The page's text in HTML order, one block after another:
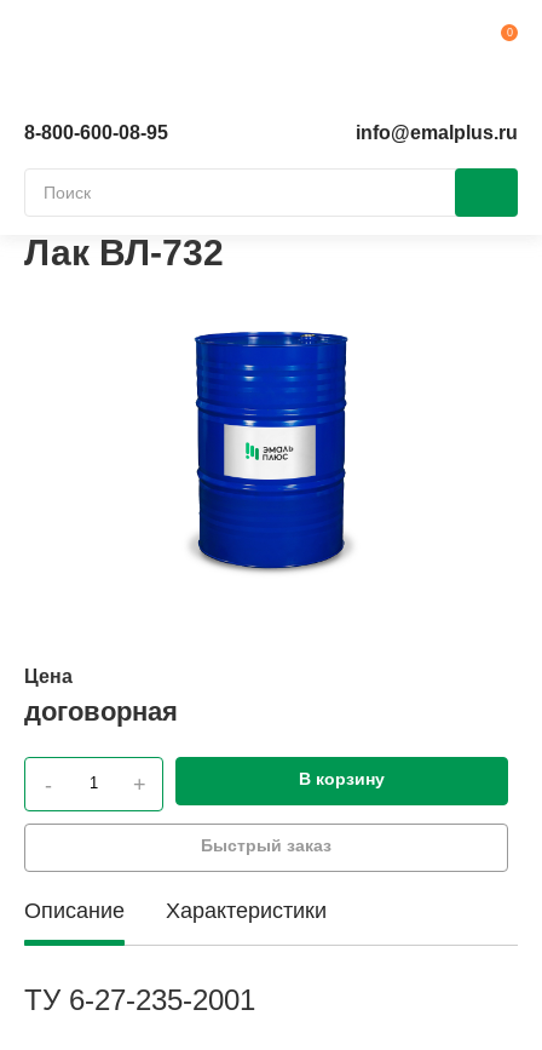
8-800-600-08-95 info@emalplus.ru
Лак ВЛ-732
Цена
договорная
- + В корзину
Быстрый заказ
Описание Характеристики
ТУ 6-27-235-2001